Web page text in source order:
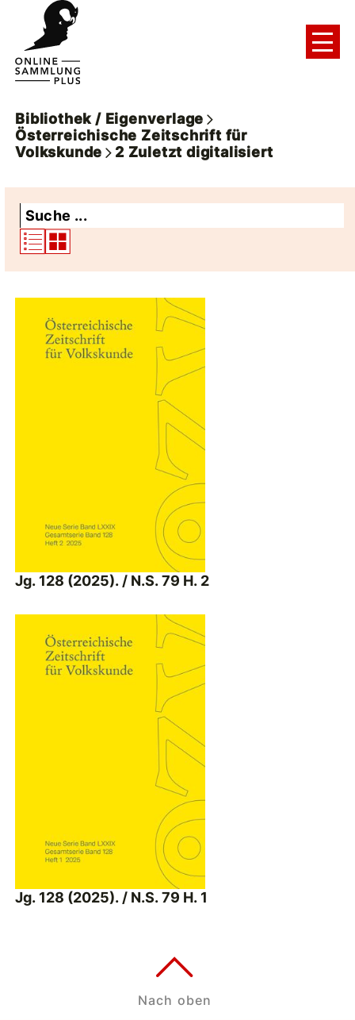
Bibliothek / Eigenverlage
Österreichische Zeitschrift für
Volkskunde
2Zuletzt digitalisiert
Jg. 128 (2025). / N.S. 79 H. 2
Jg. 128 (2025). / N.S. 79 H. 1
Nach oben